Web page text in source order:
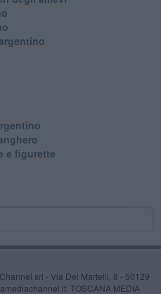
e figurette
srl - Via Dei Martelli, 8 - 50129
TOSCANA MEDIA